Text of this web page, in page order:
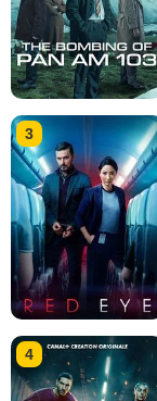
3
4